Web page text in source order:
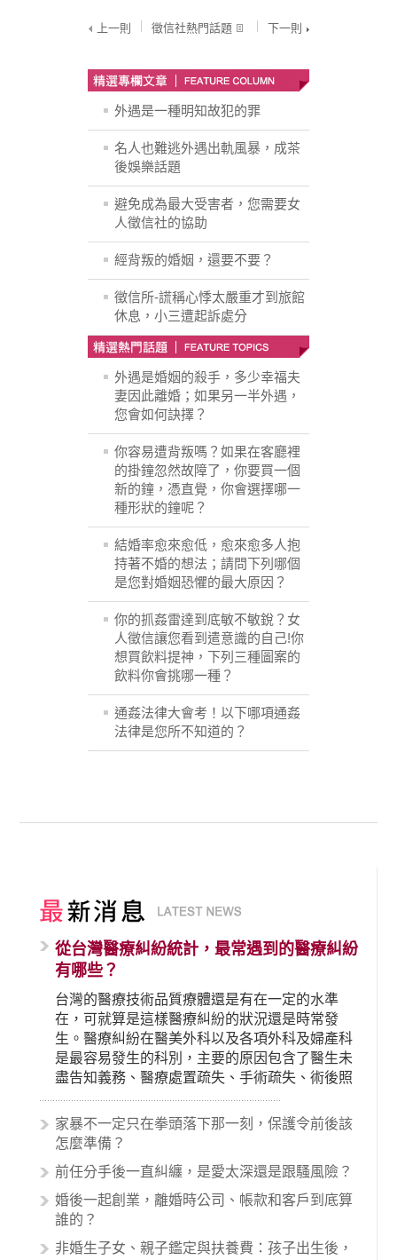
上一則 徵信社熱門話題 下一則
外遇是一種明知故犯的罪
名人也難逃外遇出軌風暴，成茶
後娛樂話題
避免成為最大受害者，您需要女
人徵信社的協助
經背叛的婚姻，還要不要？
徵信所-謊稱心悸太嚴重才到旅館
休息，小三遭起訴處分
外遇是婚姻的殺手，多少幸福夫
妻因此離婚；如果另一半外遇，
您會如何訣擇？
你容易遭背叛嗎？如果在客廳裡
的掛鐘忽然故障了，你要買一個
新的鐘，憑直覺，你會選擇哪一
種形狀的鐘呢？
結婚率愈來愈低，愈來愈多人抱
持著不婚的想法；請問下列哪個
是您對婚姻恐懼的最大原因？
你的抓姦雷達到底敏不敏銳？女
人徵信讓您看到遣意識的自己!你
想買飲料提神，下列三種圖案的
飲料你會挑哪一種？
通姦法律大會考！以下哪項通姦
法律是您所不知道的？
從台灣醫療糾紛統計，最常遇到的醫療糾紛
有哪些？
台灣的醫療技術品質療體還是有在一定的水準
在，可就算是這樣醫療糾紛的狀況還是時常發
生。醫療糾紛在醫美外科以及各項外科及婦產科
是最容易發生的科別，主要的原因包含了醫生未
盡告知義務、醫療處置疏失、手術疏失、術後照
顧失當、醫療費用的收取。雖然醫學進步，但醫
生與病患之間引起的糾紛還是經常發生。很多案
例中最後都走向訴訟流程，我們如果不幸遇到相
的內容其實非常多，有些案例…
家暴不一定只在拳頭落下那一刻，保護令前後該
怎麼準備？
前任分手後一直糾纏，是愛太深還是跟騷風險？
婚後一起創業，離婚時公司、帳款和客戶到底算
誰的？
非婚生子女、親子鑑定與扶養費：孩子出生後，